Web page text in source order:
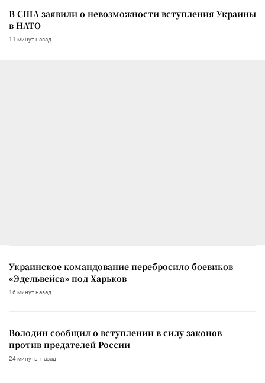
В США заявили о невозможности вступления Украины
в НАТО
11 минут назад
Украинское командование перебросило боевиков
«Эдельвейса» под Харьков
16 минут назад
Володин сообщил о вступлении в силу законов
против предателей России
24 минуты назад